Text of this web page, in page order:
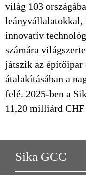
világ 103
leányvállalatokkal,
innovatív
számára
játszik az építőipar
átalakításában a
felé. 2025-ben a
11,20 milliárd
Sika GCC